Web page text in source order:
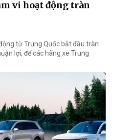
vi hoạt động tràn
từ Trung Quốc bắt đầu tràn
lợi, để các hãng xe Trung